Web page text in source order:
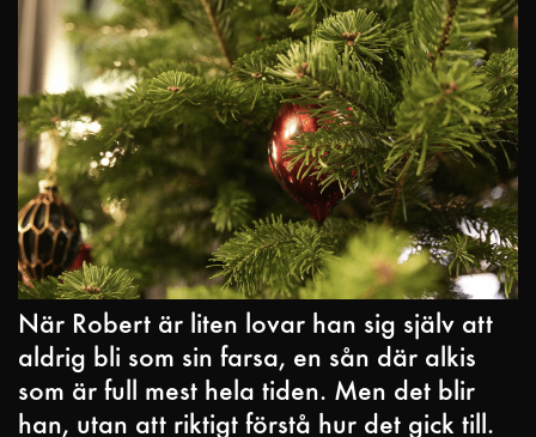
När Robert är liten lovar han sig själv att
aldrig bli som sin farsa, en sån där alkis
som är full mest hela tiden. Men det blir
han, utan att riktigt förstå hur det gick till.